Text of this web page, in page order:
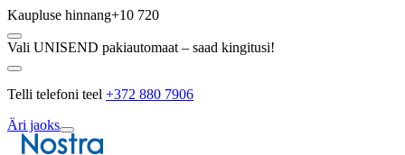
Kaupluse hinnang+10 720
Vali UNISEND pakiautomaat – saad kingitusi!
Telli telefoni teel +372 880 7906
Äri jaoks